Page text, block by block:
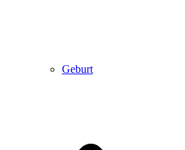
Geburt